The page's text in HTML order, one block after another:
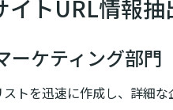
イトURL情報
ーケティング部門
トを迅速に作成し、詳細な